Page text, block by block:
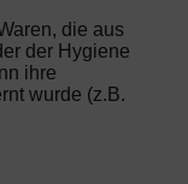
die aus
der Hygiene
ihre
wurde (z.B.